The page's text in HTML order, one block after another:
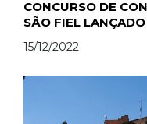
CONCURSO DE
SÃO FIEL
15/12/2022